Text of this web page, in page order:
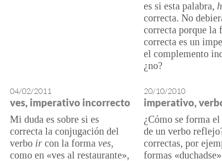
es si esta palabra,
correcta. No
correcta porque la
correcta es un
el complemento
¿no?
04/02/2011
ves, imperativo incorrecto
Mi duda es sobre si es
correcta la conjugación del
verbo ir con la forma ves,
como en «ves al restaurante»,
20/10/2010
imperativo,
¿Cómo se forma
de un verbo
correctas, por
formas